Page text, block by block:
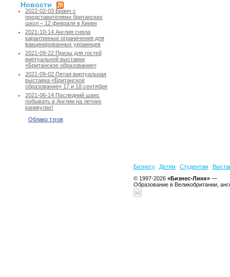
Новости
2022-02-03 Бранч с
представителями британских
школ – 12 февраля в Киеве
2021-10-14 Англия сняла
карантинные ограничения для
вакцинированных украинцев
2021-09-22 Призы для гостей
виртуальной выставки
«Британское образование»
2021-09-02 Пятая виртуальная
выставка «Британское
образование» 17 и 18 сентября
2021-06-14 Последний шанс
побывать в Англии на летних
каникулах!
Облако тэгов
Бизнесу Детям Студентам
© 1997-2026 «Бизнес-Линк» —
Образование в Великобритании,